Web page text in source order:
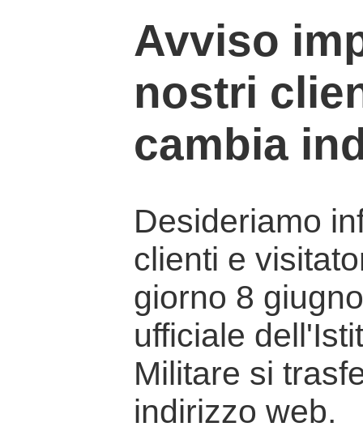
Avviso
nostri
cambia
Desideriamo
clienti e
giorno 8
ufficiale
Militare si
indirizzo web.